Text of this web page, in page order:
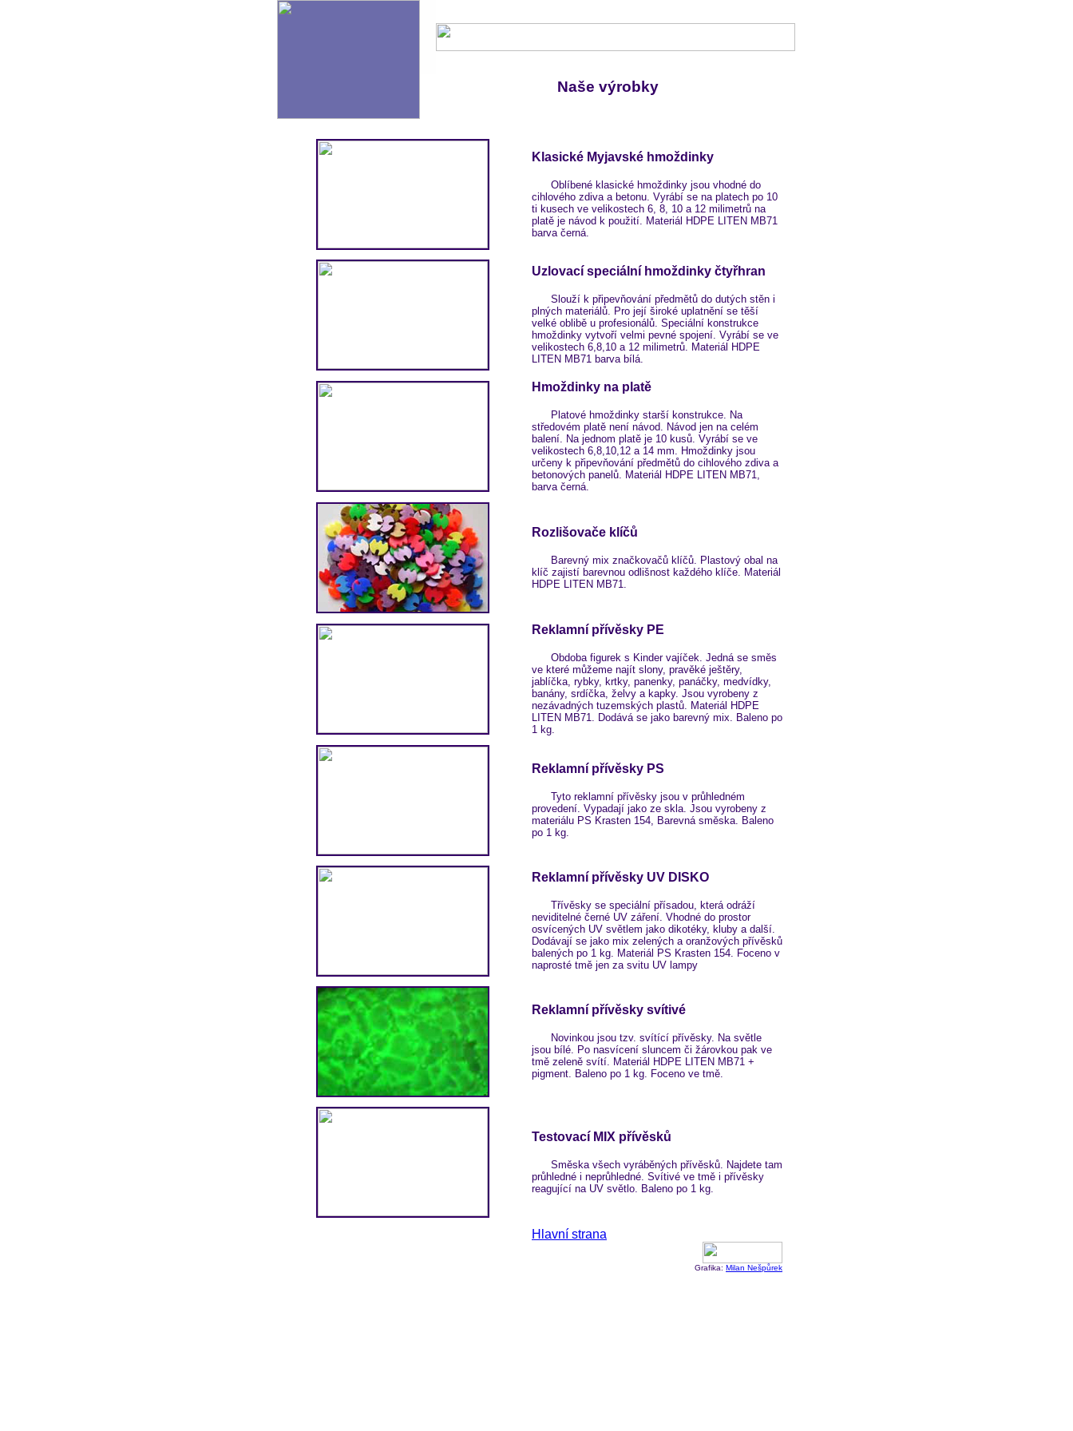
Naše výrobky
Klasické Myjavské hmoždinky
Oblíbené klasické hmoždinky jsou vhodné do
cihlového zdiva a betonu. Vyrábí se na platech po 10
ti kusech ve velikostech 6, 8, 10 a 12 milimetrů na
platě je návod k použití. Materiál HDPE LITEN MB71
barva černá.
Uzlovací speciální hmoždinky čtyřhran
Slouží k připevňování předmětů do dutých stěn i
plných materiálů. Pro její široké uplatnění se těší
velké oblibě u profesionálů. Speciální konstrukce
hmoždinky vytvoří velmi pevné spojení. Vyrábí se ve
velikostech 6,8,10 a 12 milimetrů. Materiál HDPE
LITEN MB71 barva bílá.
Hmoždinky na platě
Platové hmoždinky starší konstrukce. Na
středovém platě není návod. Návod jen na celém
balení. Na jednom platě je 10 kusů. Vyrábí se ve
velikostech 6,8,10,12 a 14 mm. Hmoždinky jsou
určeny k připevňování předmětů do cihlového zdiva a
betonových panelů. Materiál HDPE LITEN MB71,
barva černá.
Rozlišovače klíčů
Barevný mix značkovačů klíčů. Plastový obal na
klíč zajistí barevnou odlišnost každého klíče. Materiál
HDPE LITEN MB71.
Reklamní přívěsky PE
Obdoba figurek s Kinder vajíček. Jedná se směs
ve které můžeme najít slony, pravěké ještěry,
jablíčka, rybky, krtky, panenky, panáčky, medvídky,
banány, srdíčka, želvy a kapky. Jsou vyrobeny z
nezávadných tuzemských plastů. Materiál HDPE
LITEN MB71. Dodává se jako barevný mix. Baleno po
1 kg.
Reklamní přívěsky PS
Tyto reklamní přívěsky jsou v průhledném
provedení. Vypadají jako ze skla. Jsou vyrobeny z
materiálu PS Krasten 154, Barevná směska. Baleno
po 1 kg.
Reklamní přívěsky UV DISKO
Třívěsky se speciální přísadou, která odráží
neviditelné černé UV záření. Vhodné do prostor
osvícených UV světlem jako dikotéky, kluby a další.
Dodávají se jako mix zelených a oranžových přívěsků
balených po 1 kg. Materiál PS Krasten 154. Foceno v
naprosté tmě jen za svitu UV lampy
Reklamní přívěsky svítivé
Novinkou jsou tzv. svítící přívěsky. Na světle
jsou bílé. Po nasvícení sluncem či žárovkou pak ve
tmě zeleně svítí. Materiál HDPE LITEN MB71 +
pigment. Baleno po 1 kg. Foceno ve tmě.
Testovací MIX přívěsků
Směska všech vyráběných přívěsků. Najdete tam
průhledné i neprůhledné. Svítivé ve tmě i přívěsky
reagující na UV světlo. Baleno po 1 kg.
Hlavní strana
Grafika: Milan Nešpůrek